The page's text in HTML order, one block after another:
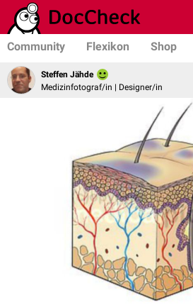
Community Flexikon Shop
Steffen Jähde
Medizinfotograf/in | Designer/in